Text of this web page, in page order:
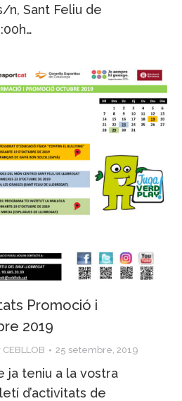
n, Sant Feliu de
Promoció i
2019
CEBLLOB 25 setembre, 2019
ja teniu a la vostra
d’activitats de